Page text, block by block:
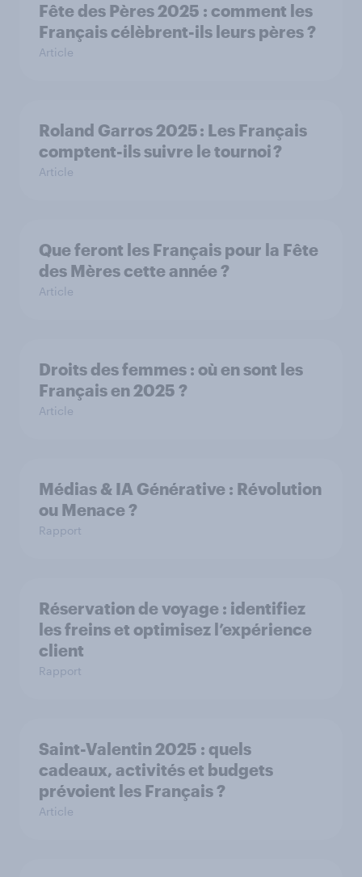
Fête des Pères 2025 : comment les
Français célèbrent-ils leurs pères ?
Article
Roland Garros 2025 : Les Français
comptent-ils suivre le tournoi ?
Article
Que feront les Français pour la Fête
des Mères cette année ?
Article
Droits des femmes : où en sont les
Français en 2025 ?
Article
Médias & IA Générative : Révolution
ou Menace ?
Rapport
Réservation de voyage : identifiez
les freins et optimisez l’expérience
client
Rapport
Saint-Valentin 2025 : quels
cadeaux, activités et budgets
prévoient les Français ?
Article